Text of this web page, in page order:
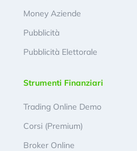
Money Aziende
Pubblicità
Pubblicità Elettorale
Strumenti Finanziari
Trading Online Demo
Corsi (Premium)
Broker Online